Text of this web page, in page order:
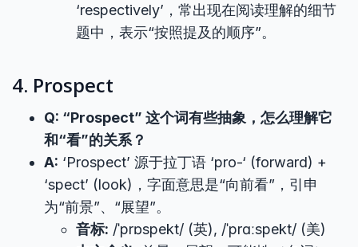
‘respectively’，常出现在阅读理解的细节
题中，表示“按照提及的顺序”。
4. Prospect
Q: “Prospect” 这个词有些抽象，怎么理解它
和“看”的关系？
A: ‘Prospect’ 源于拉丁语 ‘pro-‘ (forward) +
‘spect’ (look)，字面意思是“向前看”，引申
为“前景”、“展望”。
音标: /ˈprɒspekt/ (英), /ˈprɑːspekt/ (美)